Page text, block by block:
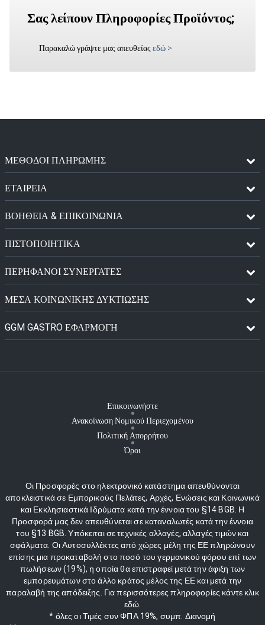
Σας λείπουν Πληροφορίες Προϊόντος;
Παρακαλώ γράψτε μας απευθείας εδώ >
ΜΈΘΟΔΟΙ ΠΛΗΡΩΜΉΣ
ΕΤΑΙΡΕΙΑ
ΒΟΗΘΕΙΑ & ΕΠΙΚΟΙΝΩΝΙΑ
ΠΙΣΤΟΠΟΙΗΤΙΚΆ
ΠΕΡΉΦΑΝΟΙ ΣΥΝΕΡΓΆΤΕΣ
ΜΈΣΑ ΚΟΙΝΩΝΙΚΉΣ ΔΥΚΤΊΩΣΗΣ
GGM GASTRO ΕΦΑΡΜΟΓΉ
Επικοινωνήστε
Ανακοίνωση Νομικού Περιεχομένου
Πολιτική Απορρήτου
Όροι
Οι Προσφορές στο ηλεκτρονικό κατάστημα απευθύνονται
αποκλειστικά σε Εμπορικούς Πελάτες, Αρχές, Ενώσεις και Κοινωνικά
και Εκκλησιαστικά Ιδρύματα κατά την έννοια του §14 BGB. Η
Προσφορά μας δεν απευθύνεται σε καταναλωτές κατά την έννοια
του §13 BGB. Υπόκειται σε τεχνικές αλλαγές, αλλαγές τιμών και
σφάλματα. Οι Αυτοσυλλέκτες από χώρες μέλη της ΕΕ πληρώνουν
επίσης μια προκαταβολή στο ποσό του γερμανικού φόρου επί των
πωλήσεων (19%), η οποία θα επιστραφεί μετά την άφιξη των
εμπορευμάτων στο άλλο κράτος μέλος της ΕΕ και μετά την
παραλαβή της απόδειξης. Για περισσότερες πληροφορίες κάντε κλικ
εδώ.
* όλες οι Τιμές συν ΦΠΑ 19%, συμπ. Διανομή